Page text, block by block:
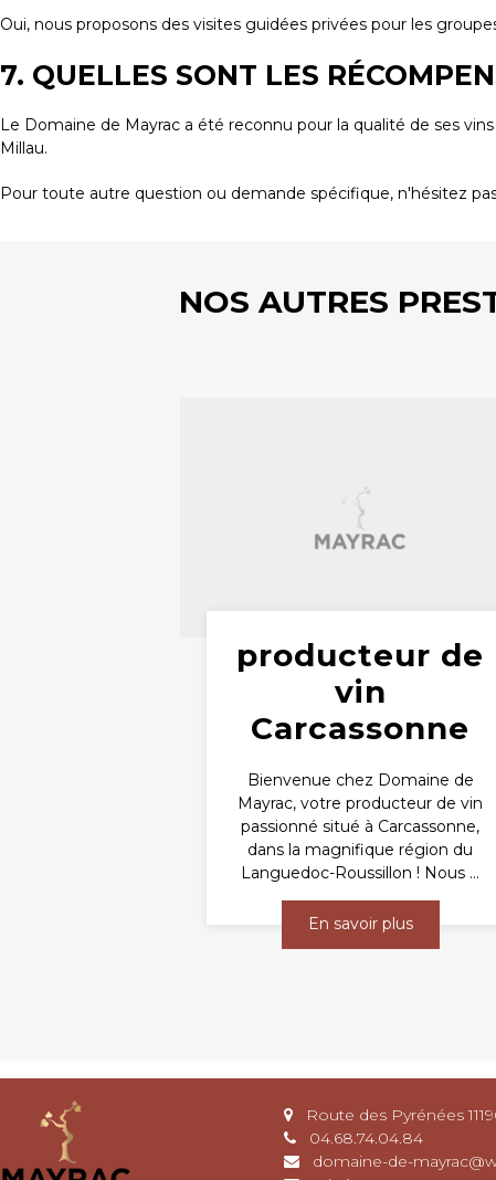
Oui, nous proposons des visites guidées privées pour les
7. QUELLES SONT LES
Le Domaine de Mayrac a été reconnu pour la qualité de ses
Millau.
Pour toute autre question ou demande spécifique, n'hésitez
NOS AUTRES
producteur de
vin
Carcassonne
Bienvenue chez Domaine de
Mayrac, votre producteur de vin
passionné situé à Carcassonne,
dans la magnifique région du
Languedoc-Roussillon ! Nous ...
En savoir plus
Route des Pyrénées
04.68.74.04.84
domaine-de-